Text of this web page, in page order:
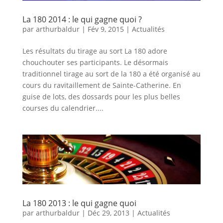
La 180 2014 : le qui gagne quoi ?
par arthurbaldur| Fév 9, 2015 | Actualités
Les résultats du tirage au sort La 180 adore
chouchouter ses participants. Le désormais
traditionnel tirage au sort de la 180 a été organisé au
cours du ravitaillement de Sainte-Catherine. En
guise de lots, des dossards pour les plus belles
courses du calendrier....
La 180 2013 : le qui gagne quoi
par arthurbaldur| Déc 29, 2013 | Actualités